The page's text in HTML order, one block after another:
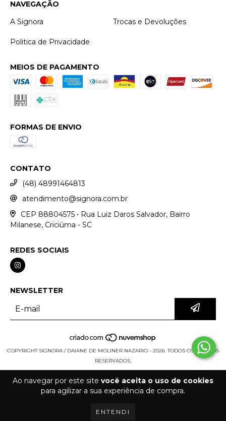
Ao navegar por este site você aceita o uso de cookies
para agilizar a sua experiência de compra.
ENTENDI
NAVEGAÇÃO
A Signora
Trocas e Devoluções
Politica de Privacidade
MEIOS DE PAGAMENTO
FORMAS DE ENVIO
CONTATO
(48) 48991464813
atendimento@signora.com.br
CEP 88804575 • Rua Luiz Daros Salvador, Bairro
Milanese, Criciúma - SC
REDES SOCIAIS
NEWSLETTER
COPYRIGHT SIGNORA / DAIANE DE MOLINER NAZARIO - 2026. TODOS OS DIREITOS
RESERVADOS.